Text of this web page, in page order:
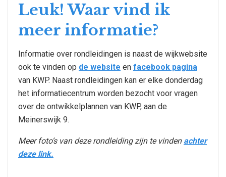
Leuk! Waar vind ik
meer informatie?
Informatie over rondleidingen is naast de wijkwebsite
ook te vinden op de website en facebook pagina
van KWP. Naast rondleidingen kan er elke donderdag
het informatiecentrum worden bezocht voor vragen
over de ontwikkelplannen van KWP, aan de
Meinerswijk 9.
Meer foto’s van deze rondleiding zijn te vinden achter
deze link.